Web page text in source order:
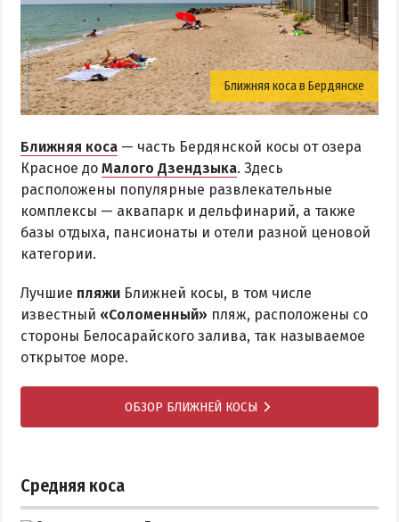
Ближняя коса в Бердянске
Ближняя коса — часть Бердянской косы от озера
Красное до Малого Дзендзыка. Здесь
расположены популярные развлекательные
комплексы — аквапарк и дельфинарий, а также
базы отдыха, пансионаты и отели разной ценовой
категории.
Лучшие пляжи Ближней косы, в том числе
известный «Соломенный» пляж, расположены со
стороны Белосарайского залива, так называемое
открытое море.
ОБЗОР БЛИЖНЕЙ КОСЫ
Средняя коса